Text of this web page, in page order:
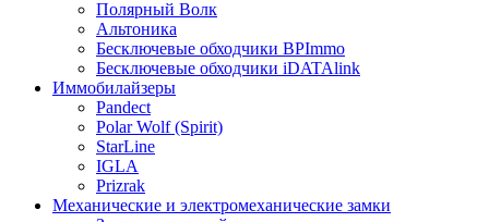
Полярный Волк
Альтоника
Бесключевые обходчики BPImmo
Бесключевые обходчики iDATAlink
Иммобилайзеры
Pandect
Polar Wolf (Spirit)
StarLine
IGLA
Prizrak
Механические и электромеханические замки